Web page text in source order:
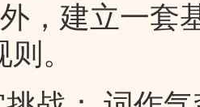
，建立一套
。